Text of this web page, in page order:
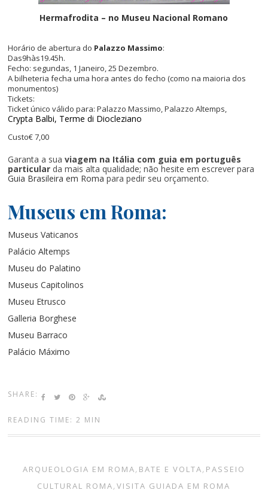
Hermafrodita – no Museu Nacional Romano
Horário de abertura do Palazzo Massimo:
Das9hàs19.45h.
Fecho: segundas, 1Janeiro, 25Dezembro.
A bilheteria fecha uma hora antes do fecho (como na maioria dos
monumentos)
Tickets:
Ticket único válido para:Palazzo Massimo, Palazzo Altemps,
Crypta Balbi, Terme di Diocleziano
Custo€ 7,00
Garanta a suaviagem na Itália com guia em português
particular da mais alta qualidade; não hesite em escrever para
Guia Brasileira em Romapara pedir seu orçamento.
Museus em Roma:
Museus Vaticanos
Palácio Altemps
Museu do Palatino
Museus Capitolinos
Museu Etrusco
Galleria Borghese
Museu Barraco
Palácio Máximo
SHARE:
READING TIME: 2 MIN
ARQUEOLOGIA EM ROMA, BATE E VOLTA, PASSEIO
CULTURAL ROMA,VISITA GUIADA EM ROMA